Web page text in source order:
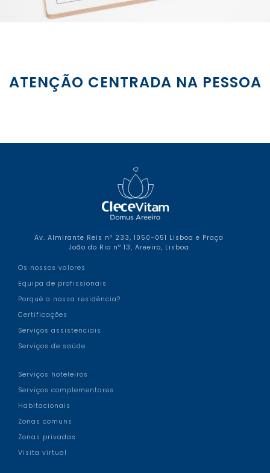
ATENÇÃO CENTRADA NA PESSOA
Av. Almirante Reis nº 233, 1050-051 Lisboa e Praça
João do Rio nº 13, Areeiro, Lisboa
Os nossos valores
Equipa de profissionais
Porquê a nossa residência?
Certificações
Serviços assistenciais
Serviços de saúde
Serviços hoteleiros
Serviços complementares
Habitacionais
Zonas comuns
Zonas privadas
Visita virtual